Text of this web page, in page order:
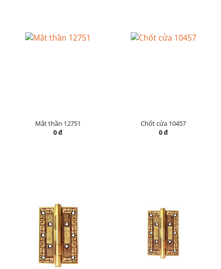
Mắt thần 12751
0 đ
Chốt cửa 10457
0 đ